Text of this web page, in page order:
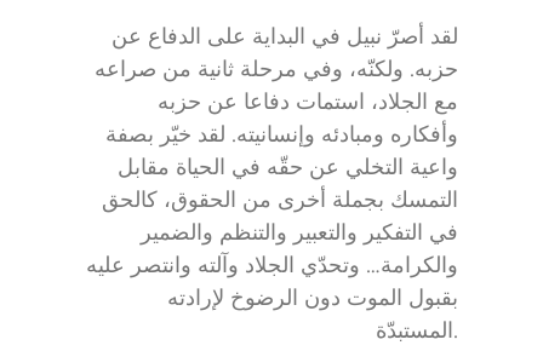
لقد أصرّ نبيل في البداية على الدفاع عن
حزبه. ولكنّه، وفي مرحلة ثانية من صراعه
مع الجلاد، استمات دفاعا عن حزبه
وأفكاره ومبادئه وإنسانيته. لقد خيّر بصفة
واعية التخلي عن حقّه في الحياة مقابل
التمسك بجملة أخرى من الحقوق، كالحق
في التفكير والتعبير والتنظم والضمير
والكرامة… وتحدّي الجلاد وآلته وانتصر عليه
بقبول الموت دون الرضوخ لإرادته
المستبدّة.